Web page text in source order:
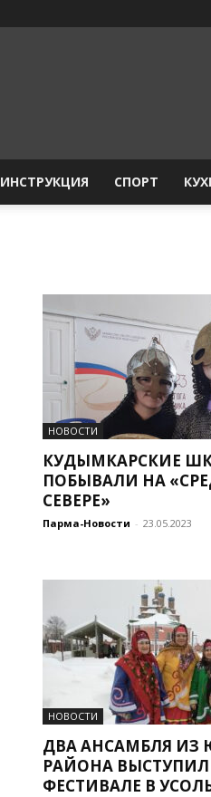
ИНСТРУКЦИЯ СПОРТ
НОВОСТИ
КУДЫМКАРСКИЕ
ПОБЫВАЛИ НА
СЕВЕРЕ»
Парма-Новости - 23.05.2023
НОВОСТИ
ДВА АНСАМБЛЯ ИЗ
РАЙОНА
ФЕСТИВАЛЕ В